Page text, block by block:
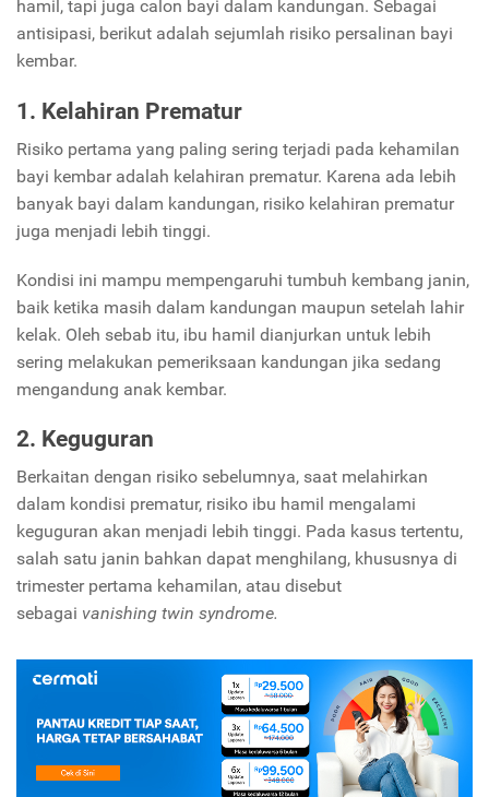
hamil, tapi juga calon bayi dalam kandungan. Sebagai
antisipasi, berikut adalah sejumlah risiko persalinan bayi
kembar.
1. Kelahiran Prematur
Risiko pertama yang paling sering terjadi pada kehamilan
bayi kembar adalah kelahiran prematur. Karena ada lebih
banyak bayi dalam kandungan, risiko kelahiran prematur
juga menjadi lebih tinggi.
Kondisi ini mampu mempengaruhi tumbuh kembang janin,
baik ketika masih dalam kandungan maupun setelah lahir
kelak. Oleh sebab itu, ibu hamil dianjurkan untuk lebih
sering melakukan pemeriksaan kandungan jika sedang
mengandung anak kembar.
2. Keguguran
Berkaitan dengan risiko sebelumnya, saat melahirkan
dalam kondisi prematur, risiko ibu hamil mengalami
keguguran akan menjadi lebih tinggi. Pada kasus tertentu,
salah satu janin bahkan dapat menghilang, khususnya di
trimester pertama kehamilan, atau disebut
sebagai vanishing twin syndrome.